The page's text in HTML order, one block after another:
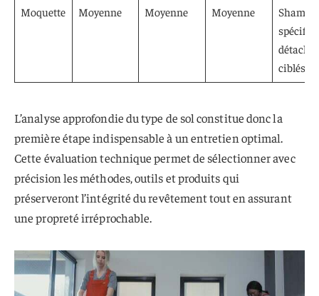
Moquette Moyenne Moyenne Moyenne
ciblés
L’analyse approfondie du type de sol constitue donc la
première étape indispensable à un entretien optimal.
Cette évaluation technique permet de sélectionner avec
précision les méthodes, outils et produits qui
préserveront l’intégrité du revêtement tout en assurant
une propreté irréprochable.